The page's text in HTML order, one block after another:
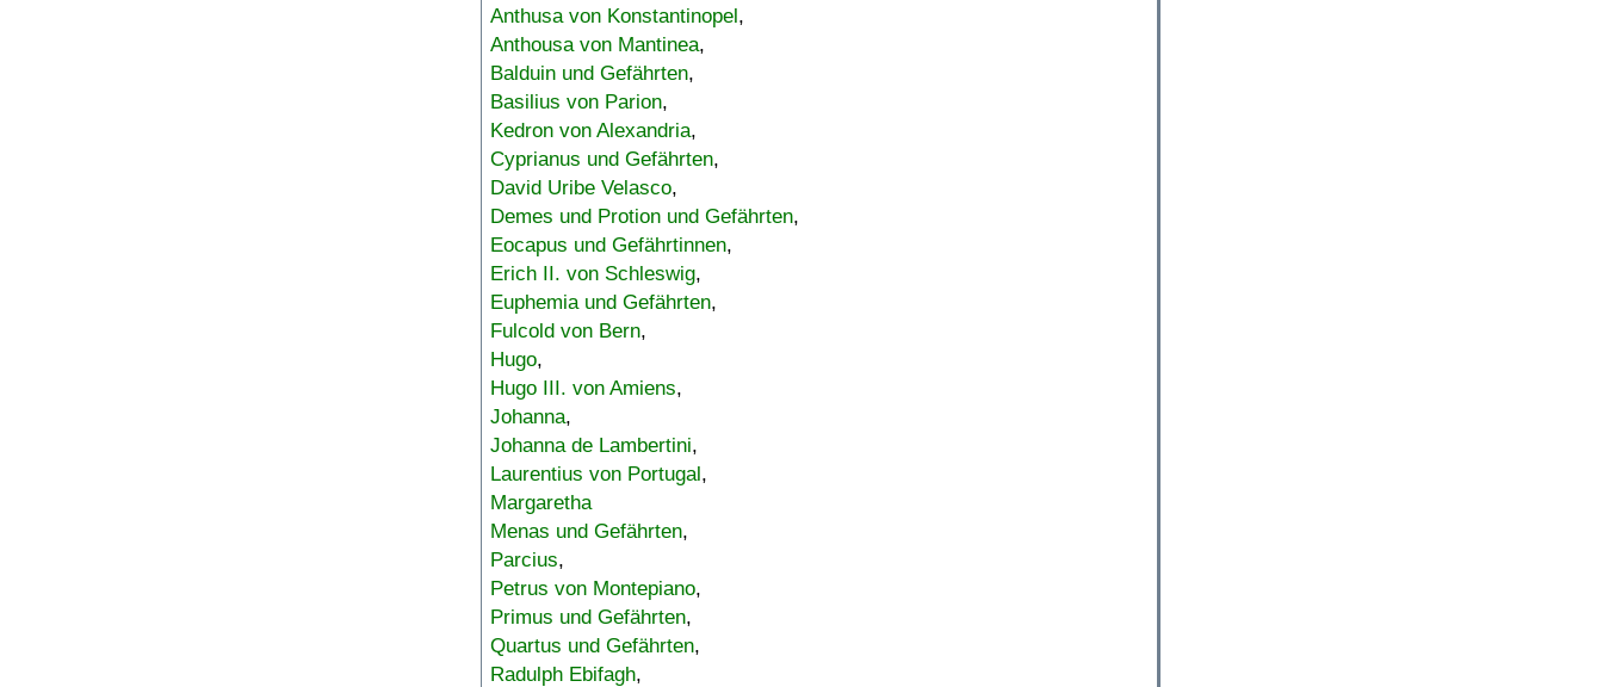
Anthusa von Konstantinopel,
Anthousa von Mantinea,
Balduin und Gefährten,
Basilius von Parion,
Kedron von Alexandria,
Cyprianus und Gefährten,
David Uribe Velasco,
Demes und Protion und Gefährten,
Eocapus und Gefährtinnen,
Erich II. von Schleswig,
Euphemia und Gefährten,
Fulcold von Bern,
Hugo,
Hugo III. von Amiens,
Johanna,
Johanna de Lambertini,
Laurentius von Portugal,
Margaretha
Menas und Gefährten,
Parcius,
Petrus von Montepiano,
Primus und Gefährten,
Quartus und Gefährten,
Radulph Ebifagh,